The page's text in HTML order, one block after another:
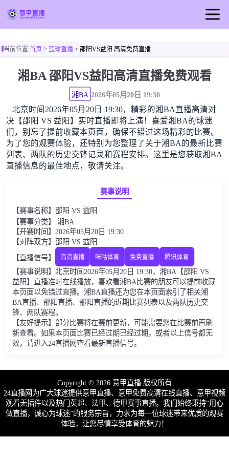
足球直播
意甲录像
意甲新闻
当前位置:首页> 篮球直播> 邵阳VS益阳 高清免费直播
湘BA 邵阳VS益阳高清直播免费观看
湘BA 2026年05月20日 19:30
北京时间2026年05月20日 19:30，精彩的湘BA直播高清对
决【邵阳 VS 益阳】实时直播即将上演！喜爱湘BA的球迷
们，别忘了提前收藏本页面，确保不错过这场精彩的比赛。
为了您的观赛体验，还特别为您整理了关于湘BA的最新比赛
列表、两队的历史交锋记录和赛程安排。这里是您获取湘BA
直播信息的最佳地点，敬请关注。
赛事说明
【赛事名称】邵阳 VS 益阳
【赛事分类】 湘BA
【开赛时间】2026年05月20日 19:30
【对阵双方】邵阳 VS 益阳
【直播信号】
高清直播 咪咕体育 免费直播 腾讯体育
【赛事说明】北京时间2026年05月20日 19:30，湘BA【邵阳 VS
益阳】直播准时在线播放，喜欢看湘BA比赛的朋友可以提前收藏
本页面以免错过直播。湘BA直播还为您在本页面索引了相关湘
BA直播、邵阳直播、邵阳直播的近期比赛列表以及两队历史交
锋、两队赛程。
【友好提示】部分比赛将在赛前更新，可能需要您在比赛前再刷
新查看。如果本页面比赛已经过期已经过期，或者以上信号都无
效，请进入24直播网查看最新直播信号。
Copyright © 2026 意甲直播 版权所有
24直播网为广大球迷提供意甲直播、意甲免费高清在线直播、意甲视频
观看无插件以及热门英超、法甲、德甲赛事直播。我们始终秉持“用心
做直播，诚心为球迷”的服务宗旨，力求为每一位球迷带来优质的观赛
体验，让您尽情享受体育的魅力！